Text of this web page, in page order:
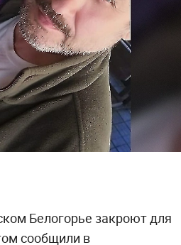
Белогорье закроют для
сообщили в